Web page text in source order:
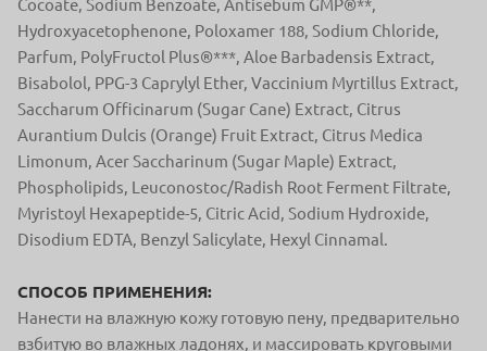
Cocoаte, Sodium Benzoate, Antisebum GMP®**,
Hydroxyacetophenone, Poloxamer 188, Sodium Chloride,
Parfum, PolyFructol Plus®***, Aloe Barbadensis Extract,
Bisabolol, PPG-3 Caprylyl Ether, Vaccinium Myrtillus Extract,
Saccharum Officinarum (Sugar Cane) Extract, Citrus
Aurantium Dulcis (Orange) Fruit Extract, Citrus Medica
Limonum, Acer Saccharinum (Sugar Maple) Extract,
Phospholipids, Leuconostoc/Radish Root Ferment Filtrate,
Myristoyl Hexapeptide-5, Citric Acid, Sodium Hydroxide,
Disodium EDTA, Benzyl Salicylate, Hexyl Cinnamal.
СПОСОБ ПРИМЕНЕНИЯ:
Нанести на влажную кожу готовую пену, предварительно
взбитую во влажных ладонях, и массировать круговыми